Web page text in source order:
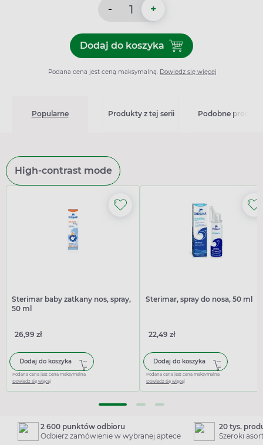
- +
Dodaj do koszykaDodaj do koszyka
Podana cena jest ceną maksymalną. Dowiedz się więcej
Popularne Produkty z tej serii Podobne
High-contrast mode
Sterimar baby zatkany nos, spray,
50 ml
26,99 zł
Dodaj do koszyka
Podana cena jest ceną maksymalną
Dowiedz się więcej
Sterimar, spray do nosa, 50 ml
22,49 zł
Dodaj do koszyka
Podana cena jest ceną maksymalną
Dowiedz się więcej
2 600 punktów odbioru
Odbierz zamówienie w wybranej aptece
20 tys.
Szeroki